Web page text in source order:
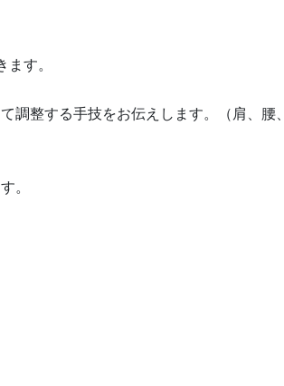
す。
調整する手技をお伝えします。（肩、腰、
。